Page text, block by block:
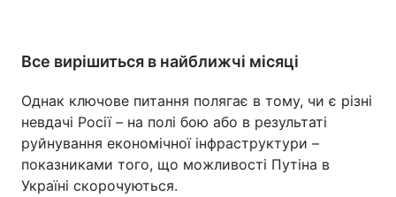
Все вирішиться в найближчі місяці
Однак ключове питання полягає в тому, чи є різні
невдачі Росії – на полі бою або в результаті
руйнування економічної інфраструктури –
показниками того, що можливості Путіна в
Україні скорочуються.